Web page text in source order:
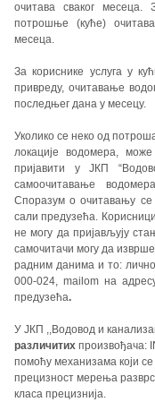
очитава сваког месеца.
потрошње (куће)
месеца.
За кориснике услуга у
привреду, очитавање
последњег дана у месецу.
Уколико се неко од
локације водомера,
пријавити у ЈКП
самоочитавање
Споразум о очитавању
сали предузећа.
не могу да пријављују
самочитачи могу да
радним данима и то:
000-024, mailom на
предузећа.
У ЈКП ,,Водовод и
различитих произвођача:
помоћу механизама који
прецизност мерења
класа прецизнија.